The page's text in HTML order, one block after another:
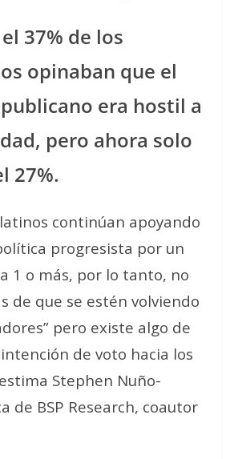
37% de los
opinaban que el
era hostil a
pero ahora solo
27%.
continúan apoyando
progresista por un
1 o más, por lo tanto, no
de que se estén volviendo
pero existe algo de
de voto hacia los
Stephen Nuño-
de BSP Research, coautor